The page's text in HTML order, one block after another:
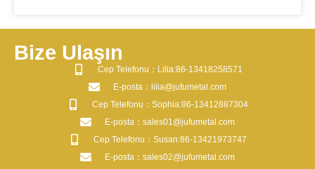
Bize Ulaşın
​Cep Telefonu：Lilia:86-13418258571
​E-posta​：lilia@jufumetal.com
​Cep Telefonu：Sophia:86-13412887304
​E-posta​：sales01@jufumetal.com
​Cep Telefonu：Susan:86-13421973747
​E-posta​：sales02@jufumetal.com